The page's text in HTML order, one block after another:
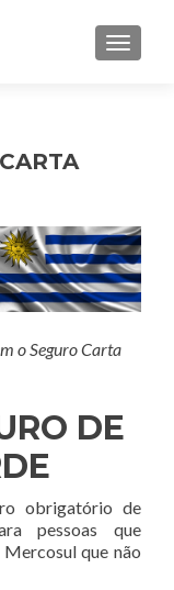
o Seguro Carta
DE
obrigatório de
pessoas que
que não